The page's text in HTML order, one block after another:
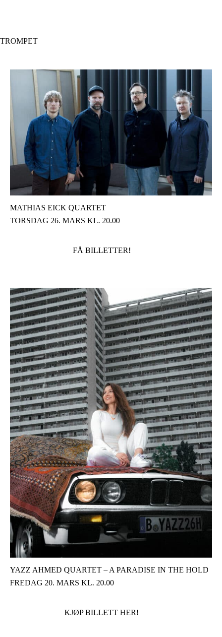
TROMPET
MATHIAS EICK QUARTET
TORSDAG 26. MARS KL. 20.00
FÅ BILLETTER!
Y­AZZ AHMED QUARTET – A PARADISE IN THE HOLD
FREDAG 20. MARS KL. 20.00
KJØP BILLETT HER!